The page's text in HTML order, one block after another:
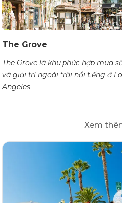
The Grove
The Grove là khu phức hợp mua
và giải trí ngoài trời nổi tiếng ở
Angeles
Xem